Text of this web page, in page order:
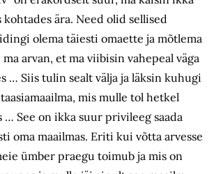
kohtades ära. Need olid sellised
olema täiesti omaette ja mõtlema
arvan, et ma viibisin vahepeal väga
… Siis tulin sealt välja ja läksin kuhugi
mis mulle tol hetkel
… See on ikka suur privileeg saada
oma maailmas. Eriti kui võtta arvesse
ümber praegu toimub ja mis on